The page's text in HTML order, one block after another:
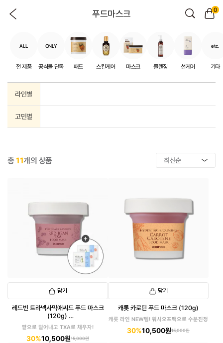
푸드마스크 0
ALL
전 제품
ONLY
공식몰 단독 패드 스킨케어 마스크 클렌징 선케어
etc.
기타
라인별
고민별
총11개의 상품
담기
레드빈 트라넥사믹애씨드 푸드 마스크
(120g)
(패드 6매입 증정)
팥으로 덜어내고 TXA로 채우자!
30%10,500원15,000원
담기
캐롯 카로틴 푸드 마스크 (120g)
캐롯 라인 NEW템! 워시오프팩으로 수분진정
30%10,500원15,000원